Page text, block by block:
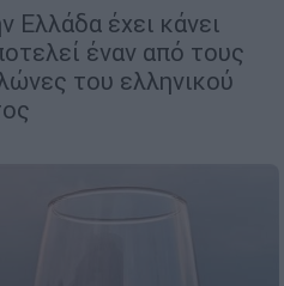
Ελλάδα έχει κάνει
έναν από τους
του ελληνικού